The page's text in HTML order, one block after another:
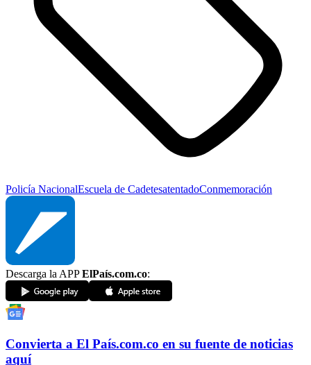
Policía NacionalEscuela de CadetesatentadoConmemoración
Descarga la APPElPaís.com.co:
Convierta a El País.com.co en su fuente de noticias
aquí